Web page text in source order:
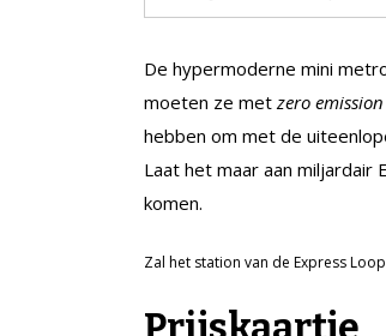
De hypermoderne mini
moeten ze met zero emission
hebben om met de
Laat het maar aan
komen.
Zal het station van de Express